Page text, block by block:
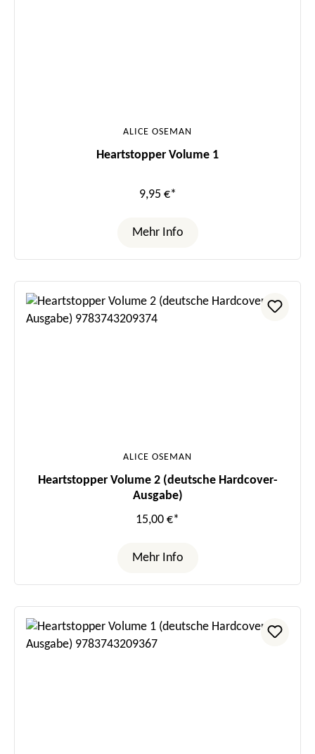
ALICE OSEMAN
Heartstopper Volume 1
9,95 €*
Mehr Info
ALICE OSEMAN
Heartstopper Volume 2 (deutsche Hardcover-
Ausgabe)
15,00 €*
Mehr Info